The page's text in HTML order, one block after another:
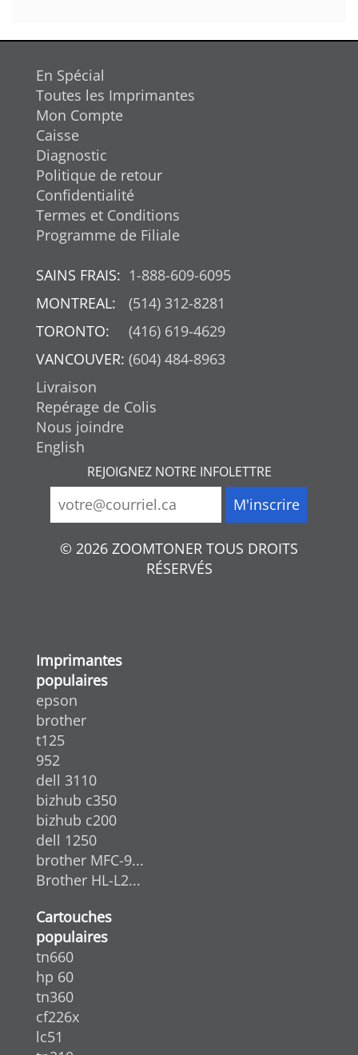
En Spécial
Toutes les Imprimantes
Mon Compte
Caisse
Diagnostic
Politique de retour
Confidentialité
Termes et Conditions
Programme de Filiale
SAINS FRAIS: 1-888-609-6095
MONTREAL:
(514) 312-8281
TORONTO:
(416) 619-4629
VANCOUVER: (604) 484-8963
Livraison
Repérage de Colis
Nous joindre
English
REJOIGNEZ NOTRE INFOLETTRE
© 2026 ZOOMTONER TOUS DROITS
RÉSERVÉS
Imprimantes
populaires
epson
brother
t125
952
dell 3110
bizhub c350
bizhub c200
dell 1250
brother MFC-9...
Brother HL-L2...
Cartouches
populaires
tn660
hp 60
tn360
cf226x
lc51